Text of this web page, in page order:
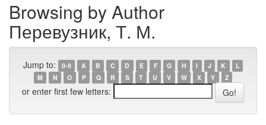
Browsing by Author
Перевузник, Т. М.
Jump to: 0-9 A B C D E F G H I J K
L
M
N O P Q R S T U V W X Y Z
or enter first few letters: